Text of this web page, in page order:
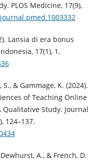
PLOS Medicine, 17(9),
Lansia di era bonus
17(1), 1.
& Gammage, K. (2024).
of Teaching Online
Qualitative Study. Journal
124–137.
A., & French, D.